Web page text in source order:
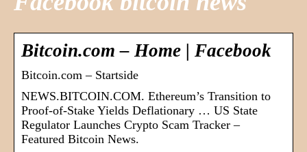
Bitcoin.com – Home | Facebook
Bitcoin.com – Startside
NEWS.BITCOIN.COM. Ethereum’s Transition to
Proof-of-Stake Yields Deflationary … US State
Regulator Launches Crypto Scam Tracker –
Featured Bitcoin News.